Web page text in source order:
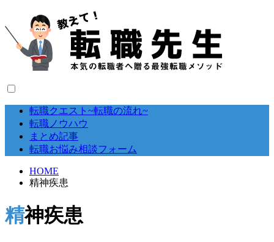
転職クエスト~転職の流れ~
転職ノウハウ
まとめ記事
転職お悩み相談フォーム
HOME
精神疾患
精神疾患